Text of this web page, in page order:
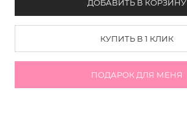
ДОБАВИТЬ В КОРЗИНУ
КУПИТЬ В 1 КЛИК
ПОДАРОК ДЛЯ МЕНЯ